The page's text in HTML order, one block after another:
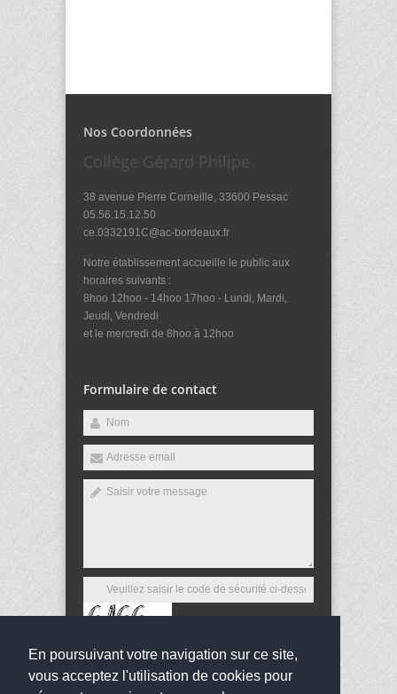
En poursuivant votre navigation sur ce site,
vous acceptez l'utilisation de cookies pour
Nos Coordonnées
Collège Gérard Philipe
38 avenue Pierre Corneille, 33600 Pessac
05.56.15.12.50
ce.0332191C@ac-bordeaux.fr
Notre établissement accueille le public aux
horaires suivants :
8hoo 12hoo - 14hoo 17hoo - Lundi, Mardi,
Jeudi, Vendredi
et le mercredi de 8hoo à 12hoo
Formulaire de contact
Envoyer